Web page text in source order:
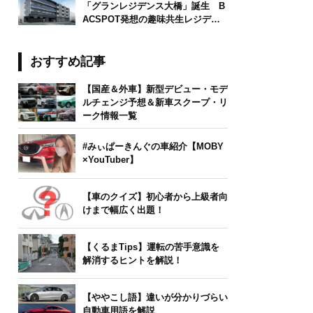
「グランレジデンス大橋」誕生 B
ACSPOT発想の趣味共生レジデン
おすすめ記事
【国産＆外車】新型デビュー・モデ
ルチェンジ予想＆新車スクープ・リ
ーク情報一覧
#みぃぱーきんぐの車紹介【MOBY
×YouTuber】
【車のクイズ】初心者から上級者向
けまで幅広く出題！
【くるまTips】運転の苦手意識を
解消するヒントを解説！
【ややこし語】違いが分かりづらい
自動車用語を解説